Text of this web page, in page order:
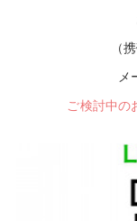
（
メ
ご検討中の